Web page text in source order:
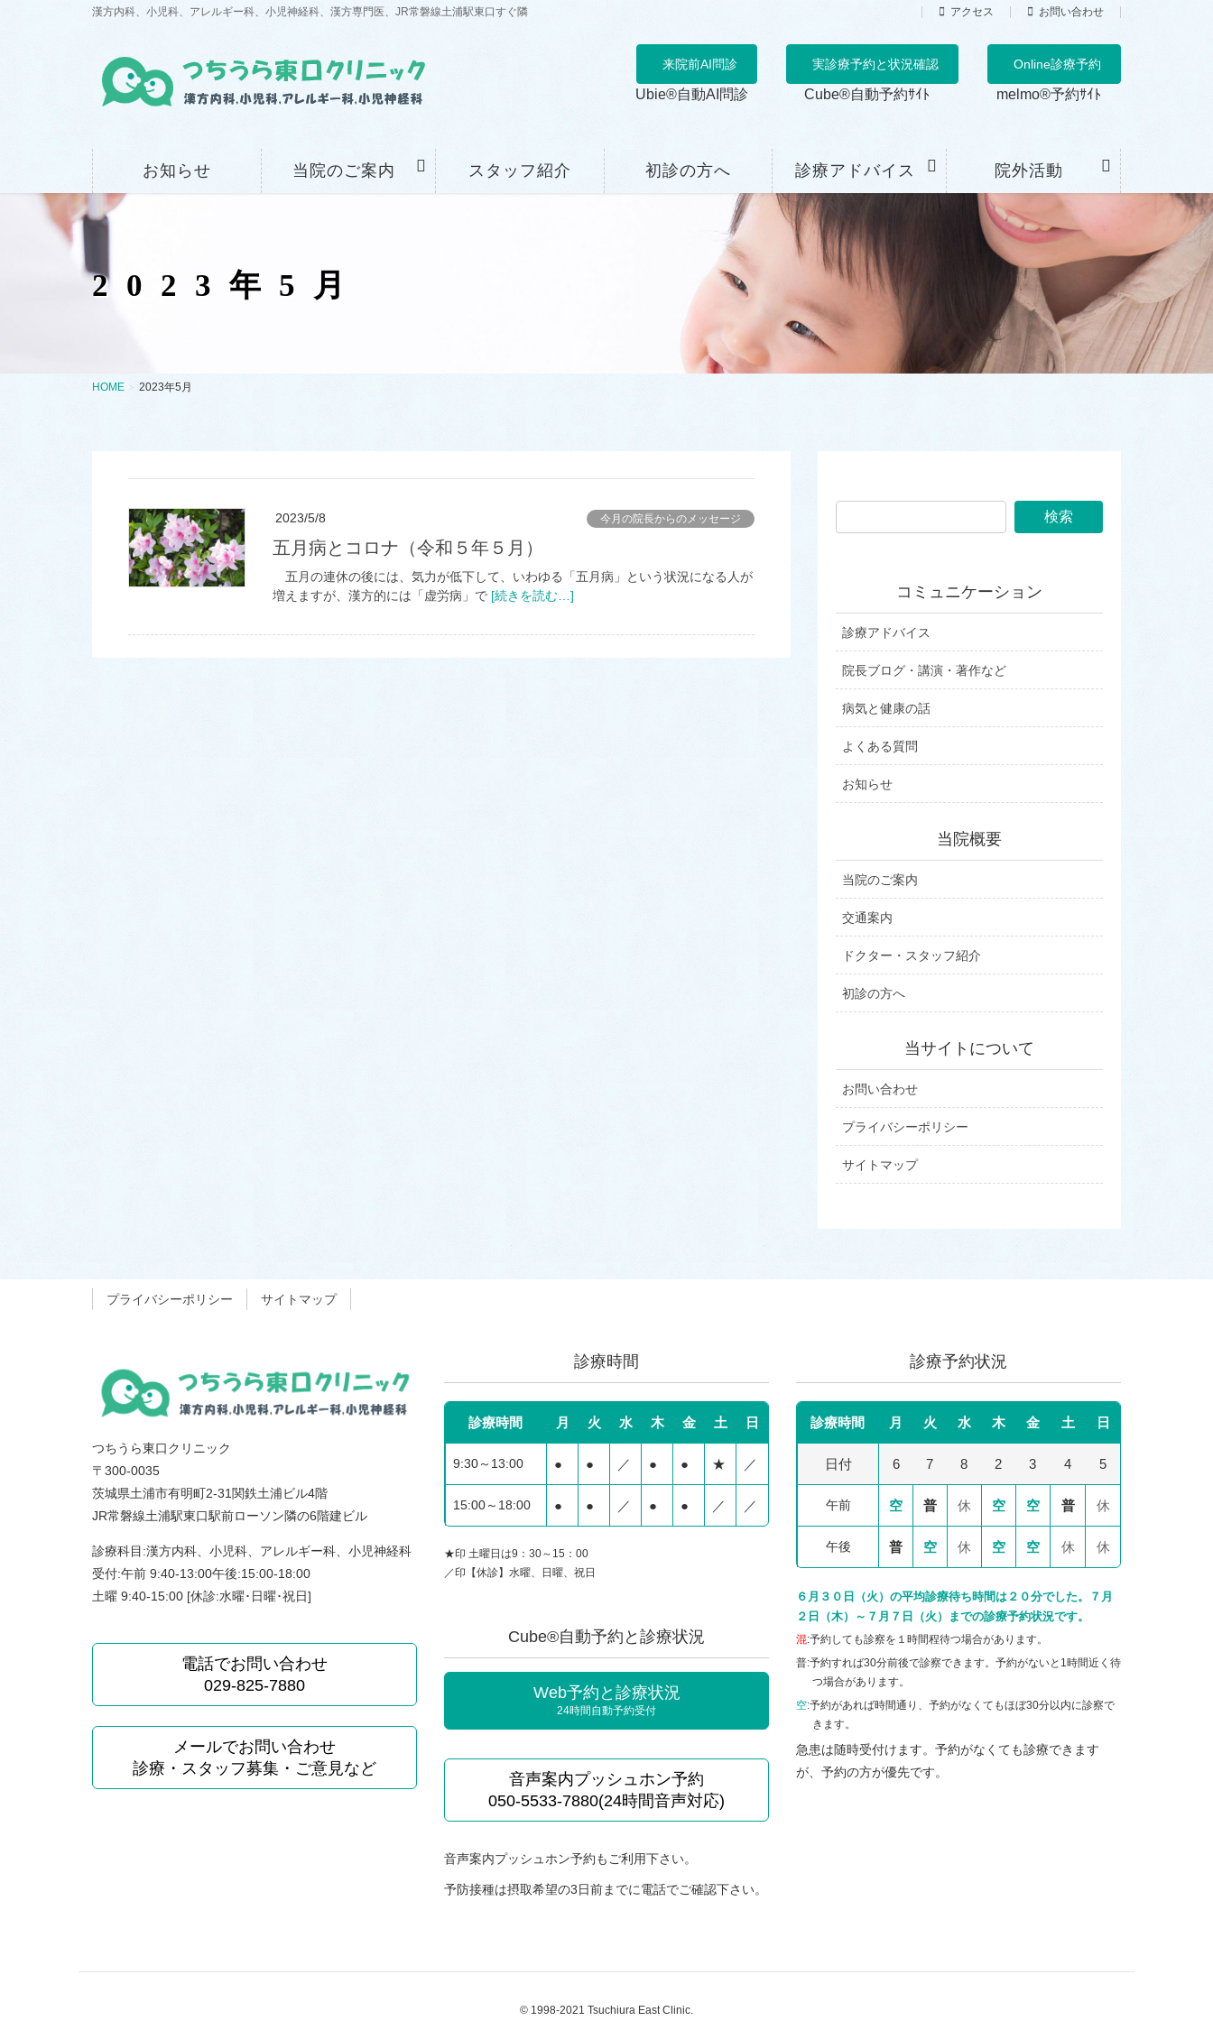
漢方内科、小児科、アレルギー科、小児神経科、漢方専門医、JR常磐線土浦駅東口すぐ隣 アクセス お問い合わせ
来院前AI問診
Ubie®自動AI問診
実診療予約と状況確認
Cube®自動予約ｻｲﾄ
Online診療予約
melmo®予約ｻｲﾄ
お知らせ 当院のご案内 スタッフ紹介 初診の方へ 診療アドバイス 院外活動
2023年5月
HOME 2023年5月
2023/5/8 今月の院長からのメッセージ
五月病とコロナ（令和５年５月）
五月の連休の後には、気力が低下して、いわゆる「五月病」という状況になる人が
増えますが、漢方的には「虚労病」で [続きを読む…] コミュニケーション
診療アドバイス
院長ブログ・講演・著作など
病気と健康の話
よくある質問
お知らせ
当院概要
当院のご案内
交通案内
ドクター・スタッフ紹介
初診の方へ
当サイトについて
お問い合わせ
プライバシーポリシー
サイトマップ
プライバシーポリシー サイトマップ
つちうら東口クリニック
〒300-0035
茨城県土浦市有明町2-31関鉄土浦ビル4階
JR常磐線土浦駅東口駅前ローソン隣の6階建ビル
診療科目:漢方内科、小児科、アレルギー科、小児神経科
受付:午前 9:40-13:00午後:15:00-18:00
土曜 9:40-15:00 [休診:水曜･日曜･祝日]
電話でお問い合わせ
029-825-7880
メールでお問い合わせ
診療・スタッフ募集・ご意見など
診療時間
診療時間 月 火 水 木 金 土 日
9:30～13:00 ● ● ／ ● ● ★ ／
15:00～18:00 ● ● ／ ● ● ／ ／
★印 土曜日は9：30～15：00
／印【休診】水曜、日曜、祝日
Cube®自動予約と診療状況
Web予約と診療状況
24時間自動予約受付
音声案内プッシュホン予約
050-5533-7880(24時間音声対応)
音声案内プッシュホン予約もご利用下さい。
予防接種は摂取希望の3日前までに電話でご確認下さい。
診療予約状況
診療時間 月 火 水 木 金 土 日
日付 6 7 8 2 3 4 5
午前 空 普 休 空 空 普 休
午後 普 空 休 空 空 休 休
６月３０日（火）の平均診療待ち時間は２０分でした。７月
２日（木）～７月７日（火）までの診療予約状況です。
混:予約しても診察を１時間程待つ場合があります。
普:予約すれば30分前後で診察できます。予約がないと1時間近く待
つ場合があります。
空:予約があれば時間通り、予約がなくてもほぼ30分以内に診察で
きます。
急患は随時受付けます。予約がなくても診療できます
が、予約の方が優先です。
© 1998-2021 Tsuchiura East Clinic.